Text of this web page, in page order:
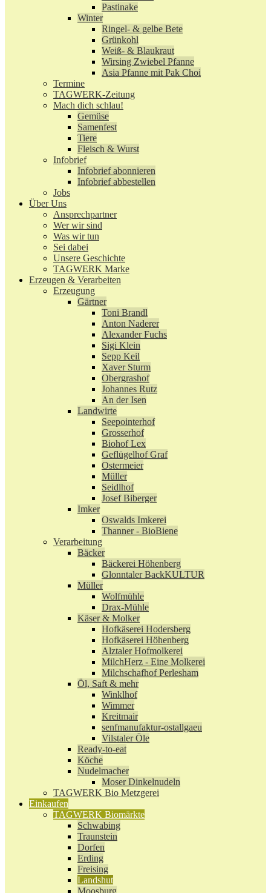
Pastinake
Winter
Ringel- & gelbe Bete
Grünkohl
Weiß- & Blaukraut
Wirsing Zwiebel Pfanne
Asia Pfanne mit Pak Choi
Termine
TAGWERK-Zeitung
Mach dich schlau!
Gemüse
Samenfest
Tiere
Fleisch & Wurst
Infobrief
Infobrief abonnieren
Infobrief abbestellen
Jobs
Über Uns
Ansprechpartner
Wer wir sind
Was wir tun
Sei dabei
Unsere Geschichte
TAGWERK Marke
Erzeugen & Verarbeiten
Erzeugung
Gärtner
Toni Brandl
Anton Naderer
Alexander Fuchs
Sigi Klein
Sepp Keil
Xaver Sturm
Obergrashof
Johannes Rutz
An der Isen
Landwirte
Seepointerhof
Grosserhof
Biohof Lex
Geflügelhof Graf
Ostermeier
Müller
Seidlhof
Josef Biberger
Imker
Oswalds Imkerei
Thanner - BioBiene
Verarbeitung
Bäcker
Bäckerei Höhenberg
Glonntaler BackKULTUR
Müller
Wolfmühle
Drax-Mühle
Käser & Molker
Hofkäserei Hodersberg
Hofkäserei Höhenberg
Alztaler Hofmolkerei
MilchHerz - Eine Molkerei
Milchschafhof Perlesham
Öl, Saft & mehr
Winklhof
Wimmer
Kreitmair
senfmanufaktur-ostallgaeu
Vilstaler Öle
Ready-to-eat
Köche
Nudelmacher
Moser Dinkelnudeln
TAGWERK Bio Metzgerei
Einkaufen
TAGWERK Biomärkte
Schwabing
Traunstein
Dorfen
Erding
Freising
Landshut
Moosburg